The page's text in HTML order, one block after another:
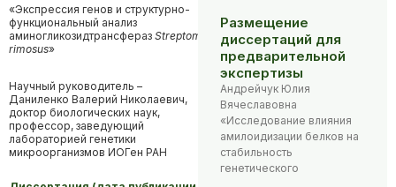
«Экспрессия генов и структурно-
функциональный анализ
аминогликозидтрансфераз Streptomyces
rimosus»
Научный руководитель –
Даниленко Валерий Николаевич,
доктор биологических наук,
профессор, заведующий
лабораторией генетики
микроорганизмов ИОГен РАН
Размещение
диссертаций для
предварительной
экспертизы
Андрейчук Юлия
Вячеславовна
«Исследование влияния
амилоидизации белков на
стабильность
генетического